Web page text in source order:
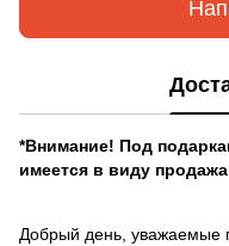
*Внимание! Под
имеется в виду продажа
Добрый день, уважаемые